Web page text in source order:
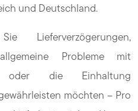
und Deutschland.
Probleme mit
oder die Einhaltung
möchten – Pro